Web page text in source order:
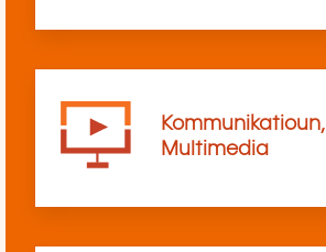
Kommunikatioun,
Multimedia